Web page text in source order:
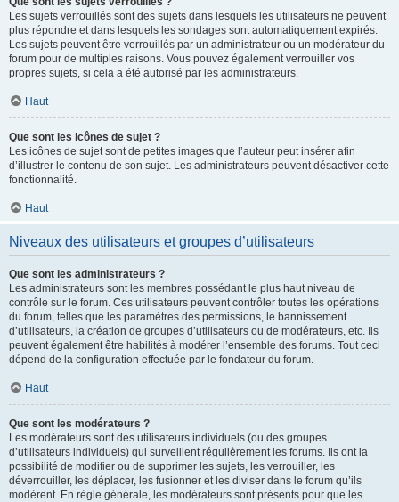
Les sujets verrouillés sont des sujets dans lesquels les utilisateurs ne peuvent
plus répondre et dans lesquels les sondages sont automatiquement expirés.
Les sujets peuvent être verrouillés par un administrateur ou un modérateur du
forum pour de multiples raisons. Vous pouvez également verrouiller vos
propres sujets, si cela a été autorisé par les administrateurs.
Haut
Que sont les icônes de sujet ?
Les icônes de sujet sont de petites images que l’auteur peut insérer afin
d’illustrer le contenu de son sujet. Les administrateurs peuvent désactiver cette
fonctionnalité.
Haut
Niveaux des utilisateurs et groupes d’utilisateurs
Que sont les administrateurs ?
Les administrateurs sont les membres possédant le plus haut niveau de
contrôle sur le forum. Ces utilisateurs peuvent contrôler toutes les opérations
du forum, telles que les paramètres des permissions, le bannissement
d’utilisateurs, la création de groupes d’utilisateurs ou de modérateurs, etc. Ils
peuvent également être habilités à modérer l’ensemble des forums. Tout ceci
dépend de la configuration effectuée par le fondateur du forum.
Haut
Que sont les modérateurs ?
Les modérateurs sont des utilisateurs individuels (ou des groupes
d’utilisateurs individuels) qui surveillent régulièrement les forums. Ils ont la
possibilité de modifier ou de supprimer les sujets, les verrouiller, les
déverrouiller, les déplacer, les fusionner et les diviser dans le forum qu’ils
modèrent. En règle générale, les modérateurs sont présents pour que les